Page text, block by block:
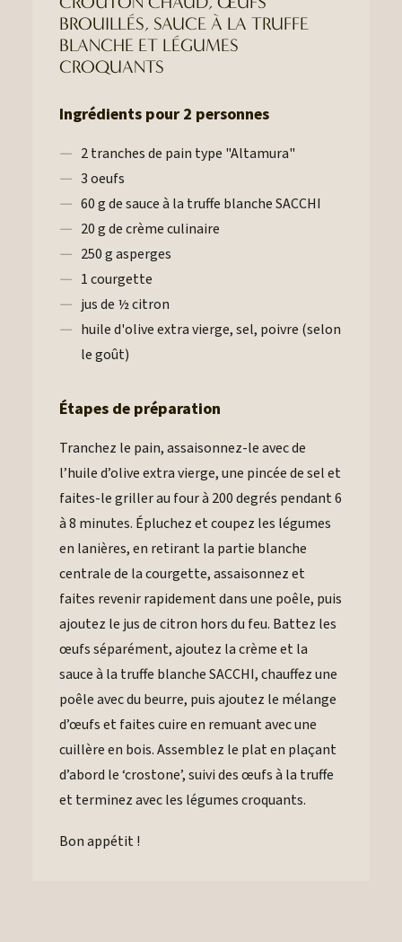
BROUILLÉS, SAUCE À LA TRUFFE
BLANCHE ET LÉGUMES
CROQUANTS
Ingrédients pour 2 personnes
2 tranches de pain type "Altamura"
3 oeufs
60 g de sauce à la truffe blanche SACCHI
20 g de crème culinaire
250 g asperges
1 courgette
jus de ½ citron
huile d'olive extra vierge, sel, poivre (selon
le goût)
Étapes de préparation
Tranchez le pain, assaisonnez-le avec de
l’huile d’olive extra vierge, une pincée de sel et
faites-le griller au four à 200 degrés pendant 6
à 8 minutes. Épluchez et coupez les légumes
en lanières, en retirant la partie blanche
centrale de la courgette, assaisonnez et
faites revenir rapidement dans une poêle, puis
ajoutez le jus de citron hors du feu. Battez les
œufs séparément, ajoutez la crème et la
sauce à la truffe blanche SACCHI, chauffez une
poêle avec du beurre, puis ajoutez le mélange
d’œufs et faites cuire en remuant avec une
cuillère en bois. Assemblez le plat en plaçant
d’abord le ‘crostone’, suivi des œufs à la truffe
et terminez avec les légumes croquants.
Bon appétit !